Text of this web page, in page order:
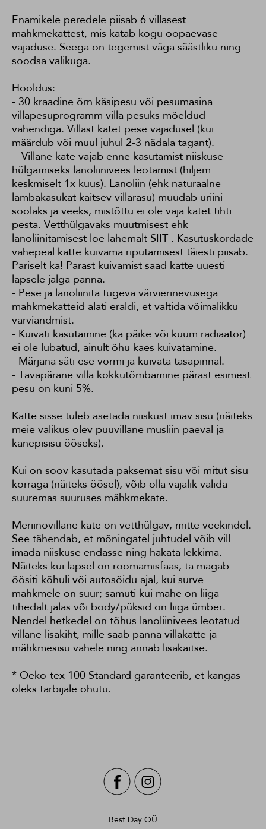
Enamikele peredele piisab 6 villasest
mähkmekattest, mis katab kogu ööpäevase
vajaduse. Seega on tegemist väga säästliku ning
soodsa valikuga.
Hooldus:
- 30 kraadine õrn käsipesu või pesumasina
villapesuprogramm villa pesuks mõeldud
vahendiga. Villast katet pese vajadusel (kui
määrdub või muul juhul 2-3 nädala tagant).
- Villane kate vajab enne kasutamist niiskuse
hülgamiseks lanoliinivees leotamist (hiljem
keskmiselt 1x kuus). Lanoliin (ehk naturaalne
lambakasukat kaitsev villarasu) muudab uriini
soolaks ja veeks, mistõttu ei ole vaja katet tihti
pesta. Vetthülgavaks muutmisest ehk
lanoliinitamisest loe lähemalt SIIT. Kasutuskordade
vahepeal katte kuivama riputamisest täiesti piisab.
Päriselt ka! Pärast kuivamist saad katte uuesti
lapsele jalga panna.
- Pese ja lanoliinita tugeva värvierinevusega
mähkmekatteid alati eraldi, et vältida võimalikku
värviandmist.
- Kuivati kasutamine (ka päike või kuum radiaator)
ei ole lubatud, ainult õhu käes kuivatamine.
- Märjana säti ese vormi ja kuivata tasapinnal.
- Tavapärane villa kokkutõmbamine pärast esimest
pesu on kuni 5%.
Katte sisse tuleb asetada niiskust imav sisu (näiteks
meie valikus olev puuvillane musliin päeval ja
kanepisisu ööseks).
Kui on soov kasutada paksemat sisu või mitut sisu
korraga (näiteks öösel), võib olla vajalik valida
suuremas suuruses mähkmekate.
Meriinovillane kate on vetthülgav, mitte veekindel.
See tähendab, et mõningatel juhtudel võib vill
imada niiskuse endasse ning hakata lekkima.
Näiteks kui lapsel on roomamisfaas, ta magab
öösiti kõhuli või autosõidu ajal, kui surve
mähkmele on suur; samuti kui mähe on liiga
tihedalt jalas või body/püksid on liiga ümber.
Nendel hetkedel on tõhus lanoliinivees leotatud
villane lisakiht, mille saab panna villakatte ja
mähkmesisu vahele ning annab lisakaitse.
* Oeko-tex 100 Standard garanteerib, et kangas
oleks tarbijale ohutu.
Best Day OÜ